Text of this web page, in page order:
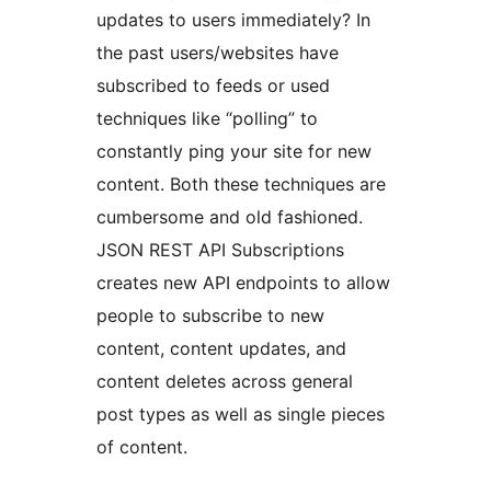
updates to users immediately? In
the past users/websites have
subscribed to feeds or used
techniques like “polling” to
constantly ping your site for new
content. Both these techniques are
cumbersome and old fashioned.
JSON REST API Subscriptions
creates new API endpoints to allow
people to subscribe to new
content, content updates, and
content deletes across general
post types as well as single pieces
of content.